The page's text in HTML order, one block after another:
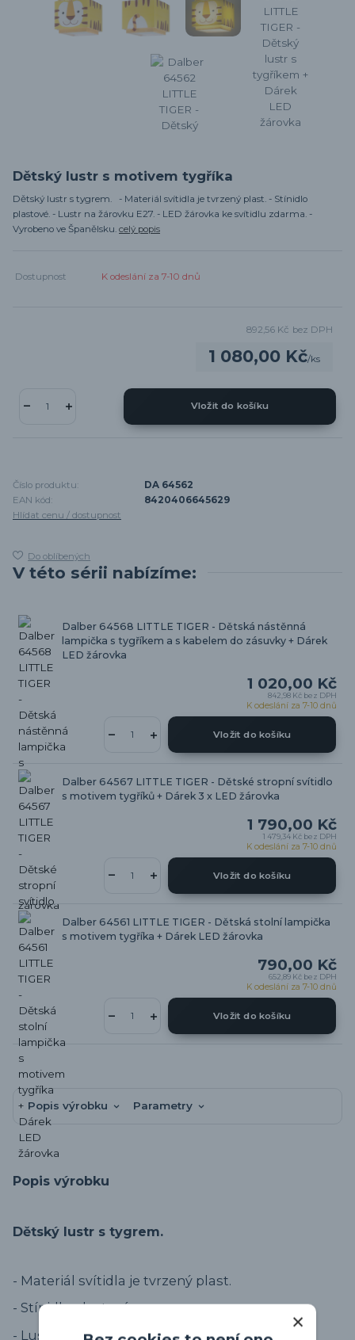
Dětský lustr s motivem tygříka
Dětský lustr s tygrem. - Materiál svítidla je tvrzený plast. - Stínidlo
plastové. - Lustr na žárovku E27. - LED žárovka ke svítidlu zdarma. -
Vyrobeno ve Španělsku. celý popis
Dostupnost K odeslání za 7-10 dnů
1 080,00 Kč/ks
892,56 Kč bez DPH
Vložit do košíku
Číslo produktu:
DA 64562
EAN kód:
8420406645629
Hlídat cenu / dostupnost
Do oblíbených
V této sérii nabízíme:
Dalber 64568 LITTLE TIGER - Dětská nástěnná
lampička s tygříkem a s kabelem do zásuvky + Dárek
LED žárovka
1 020,00 Kč
842,98 Kč bez DPH
K odeslání za 7-10 dnů
Vložit do košíku
Dalber 64567 LITTLE TIGER - Dětské stropní svítidlo
s motivem tygříků + Dárek 3 x LED žárovka
1 790,00 Kč
1 479,34 Kč bez DPH
K odeslání za 7-10 dnů
Vložit do košíku
Dalber 64561 LITTLE TIGER - Dětská stolní lampička
s motivem tygříka + Dárek LED žárovka
790,00 Kč
652,89 Kč bez DPH
K odeslání za 7-10 dnů
Vložit do košíku
Popis výrobku Parametry
Popis výrobku
Dětský lustr s tygrem.
- Materiál svítidla je tvrzený plast.
- Stínidlo plastové.
- Lustr na žárovku E27.